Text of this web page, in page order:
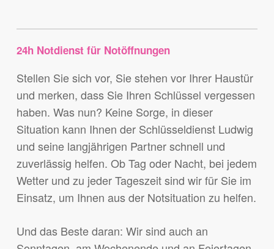
24h Notdienst für Notöffnungen
Stellen Sie sich vor, Sie stehen vor Ihrer Haustür
und merken, dass Sie Ihren Schlüssel vergessen
haben. Was nun? Keine Sorge, in dieser
Situation kann Ihnen der Schlüsseldienst Ludwig
und seine langjährigen Partner schnell und
zuverlässig helfen. Ob Tag oder Nacht, bei jedem
Wetter und zu jeder Tageszeit sind wir für Sie im
Einsatz, um Ihnen aus der Notsituation zu helfen.
Und das Beste daran: Wir sind auch an